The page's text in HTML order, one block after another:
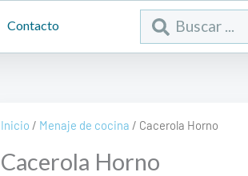
Contacto
Search
...
Inicio / Menaje de cocina / Cacerola Horno
Cacerola Horno